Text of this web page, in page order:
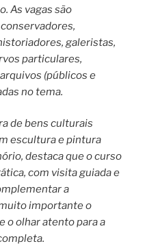
As vagas são
galeristas,
particulares,
(públicos e
no tema.
de bens culturais
escultura e pintura
destaca que o curso
com visita guiada e
a
importante o
o olhar atento para a